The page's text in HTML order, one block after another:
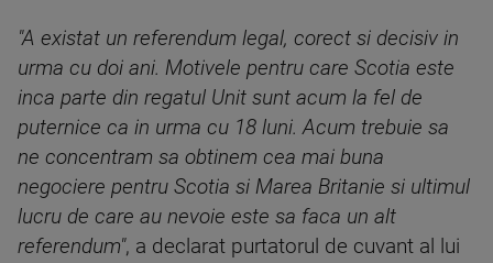
"A existat un referendum legal, corect si decisiv in
urma cu doi ani. Motivele pentru care Scotia este
inca parte din regatul Unit sunt acum la fel de
puternice ca in urma cu 18 luni. Acum trebuie sa
ne concentram sa obtinem cea mai buna
negociere pentru Scotia si Marea Britanie si ultimul
lucru de care au nevoie este sa faca un alt
referendum", a declarat purtatorul de cuvant al lui